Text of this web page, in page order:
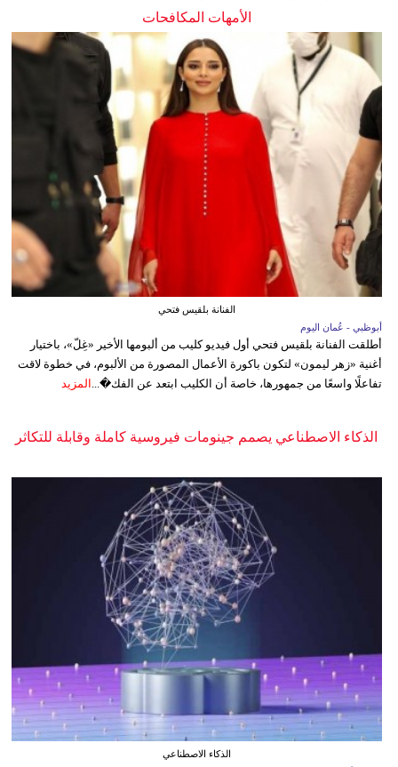
الأمهات المكافحات
الفنانة بلقيس فتحي
أبوظبي - عُمان اليوم
أطلقت الفنانة بلقيس فتحي أول فيديو كليب من ألبومها الأخير «غِلّ»، باختيار
أغنية «زهر ليمون» لتكون باكورة الأعمال المصورة من الألبوم، في خطوة لاقت
تفاعلًا واسعًا من جمهورها، خاصة أن الكليب ابتعد عن الفك�... المزيد
الذكاء الاصطناعي يصمم جينومات فيروسية كاملة وقابلة للتكاثر
الذكاء الاصطناعي